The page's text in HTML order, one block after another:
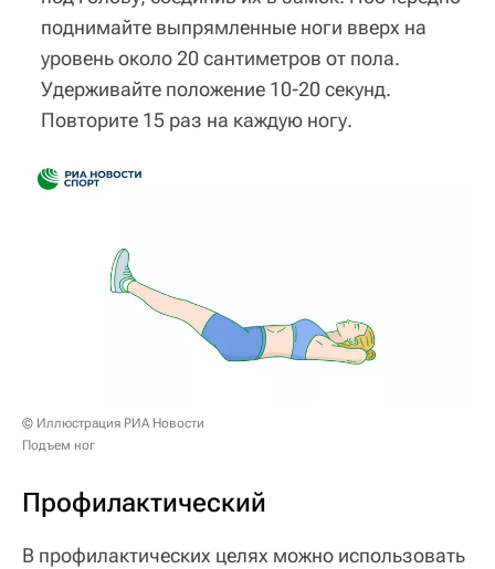
поднимайте выпрямленные ноги вверх на
уровень около 20 сантиметров от пола.
Удерживайте положение 10-20 секунд.
Повторите 15 раз на каждую ногу.
© Иллюстрация РИА Новости
Подъем ног
Профилактический
В профилактических целях можно использовать